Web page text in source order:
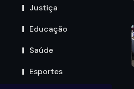
Justiça
Educação
Saúde
Esportes